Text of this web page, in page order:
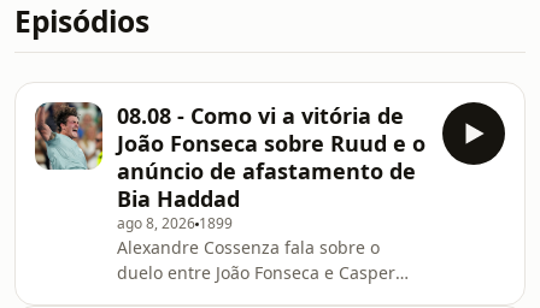
Episódios
08.08 - Como vi a vitória de
João Fonseca sobre Ruud e o
anúncio de afastamento de
Bia Haddad
ago 8, 2026 1899
Alexandre Cossenza fala sobre o
duelo entre João Fonseca e Casper